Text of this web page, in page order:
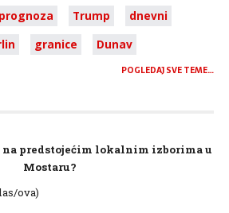
prognoza Trump
dnevni
granice Dunav
POGLEDAJ SVE TEME…
na predstojećim lokalnim izborima u
Mostaru?
ova)